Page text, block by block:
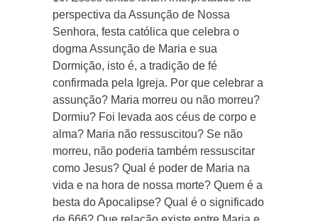
perspectiva da Assunção de Nossa
Senhora, festa católica que celebra o
dogma Assunção de Maria e sua
Dormição, isto é, a tradição de fé
confirmada pela Igreja. Por que celebrar a
assunção? Maria morreu ou não morreu?
Dormiu? Foi levada aos céus de corpo e
alma? Maria não ressuscitou? Se não
morreu, não poderia também ressuscitar
como Jesus? Qual é poder de Maria na
vida e na hora de nossa morte? Quem é a
besta do Apocalipse? Qual é o significado